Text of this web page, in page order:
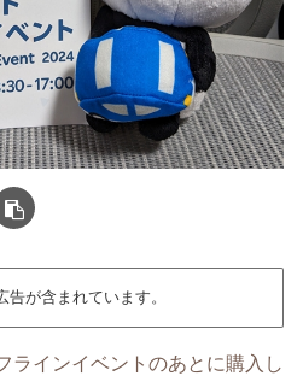
告が含まれています。
ラインイベントのあとに購入し